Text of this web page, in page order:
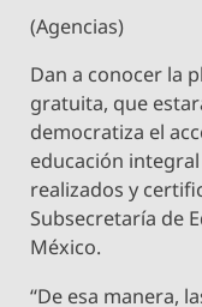
(Agencias)
Dan a conocer la
gratuita, que
democratiza el
educación
realizados y
Subsecretaría de
México.
“De esa manera,